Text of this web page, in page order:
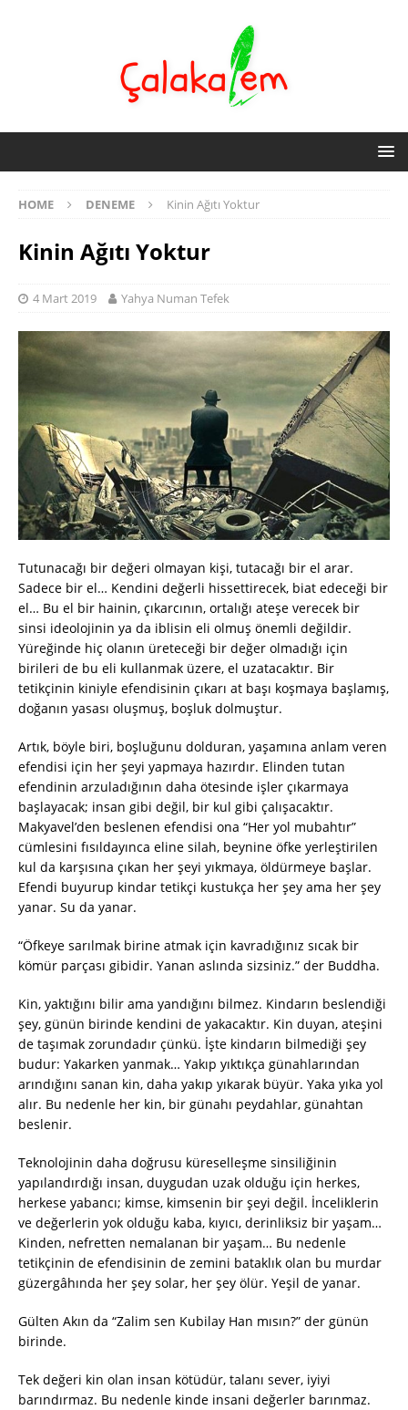
HOME DENEME Kinin Ağıtı Yoktur
Kinin Ağıtı Yoktur
4 Mart 2019 Yahya Numan Tefek
Tutunacağı bir değeri olmayan kişi, tutacağı bir el arar.
Sadece bir el… Kendini değerli hissettirecek, biat edeceği bir
el… Bu el bir hainin, çıkarcının, ortalığı ateşe verecek bir
sinsi ideolojinin ya da iblisin eli olmuş önemli değildir.
Yüreğinde hiç olanın üreteceği bir değer olmadığı için
birileri de bu eli kullanmak üzere, el uzatacaktır. Bir
tetikçinin kiniyle efendisinin çıkarı at başı koşmaya başlamış,
doğanın yasası oluşmuş, boşluk dolmuştur.
Artık, böyle biri, boşluğunu dolduran, yaşamına anlam veren
efendisi için her şeyi yapmaya hazırdır. Elinden tutan
efendinin arzuladığının daha ötesinde işler çıkarmaya
başlayacak; insan gibi değil, bir kul gibi çalışacaktır.
Makyavel’den beslenen efendisi ona “Her yol mubahtır”
cümlesini fısıldayınca eline silah, beynine öfke yerleştirilen
kul da karşısına çıkan her şeyi yıkmaya, öldürmeye başlar.
Efendi buyurup kindar tetikçi kustukça her şey ama her şey
yanar. Su da yanar.
“Öfkeye sarılmak birine atmak için kavradığınız sıcak bir
kömür parçası gibidir. Yanan aslında sizsiniz.” der Buddha.
Kin, yaktığını bilir ama yandığını bilmez. Kindarın beslendiği
şey, günün birinde kendini de yakacaktır. Kin duyan, ateşini
de taşımak zorundadır çünkü. İşte kindarın bilmediği şey
budur: Yakarken yanmak… Yakıp yıktıkça günahlarından
arındığını sanan kin, daha yakıp yıkarak büyür. Yaka yıka yol
alır. Bu nedenle her kin, bir günahı peydahlar, günahtan
beslenir.
Teknolojinin daha doğrusu küreselleşme sinsiliğinin
yapılandırdığı insan, duygudan uzak olduğu için herkes,
herkese yabancı; kimse, kimsenin bir şeyi değil. İnceliklerin
ve değerlerin yok olduğu kaba, kıyıcı, derinliksiz bir yaşam…
Kinden, nefretten nemalanan bir yaşam… Bu nedenle
tetikçinin de efendisinin de zemini bataklık olan bu murdar
güzergâhında her şey solar, her şey ölür. Yeşil de yanar.
Gülten Akın da “Zalim sen Kubilay Han mısın?” der günün
birinde.
Tek değeri kin olan insan kötüdür, talanı sever, iyiyi
barındırmaz. Bu nedenle kinde insani değerler barınmaz.